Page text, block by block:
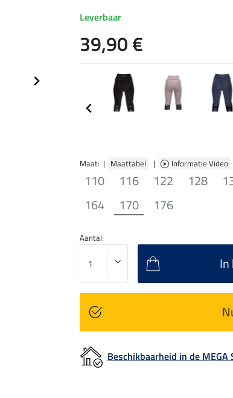
Maat: | Maattabel | Informatie Video
110 116 122 128
164
170 176
Leverbaar
39,90 €
Aantal:
Beschikbaarheid in de MEGA